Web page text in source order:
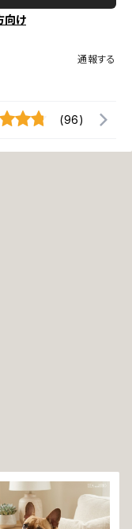
向け
通報する
(96)